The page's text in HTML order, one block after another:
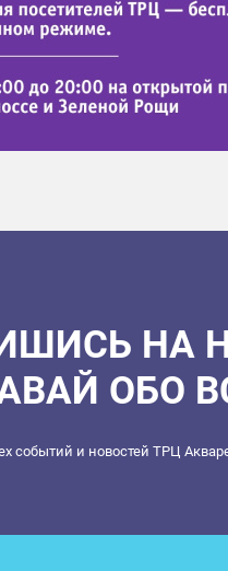
НА
ОБО
событий и новостей ТРЦ